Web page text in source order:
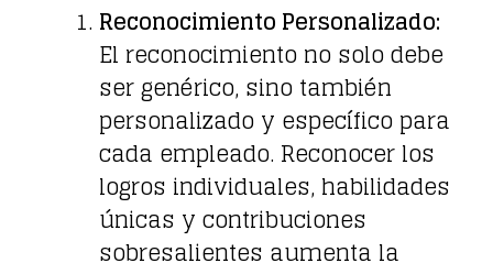
Reconocimiento Personalizado:
El reconocimiento no solo debe
ser genérico, sino también
personalizado y específico para
cada empleado. Reconocer los
logros individuales, habilidades
únicas y contribuciones
sobresalientes aumenta la